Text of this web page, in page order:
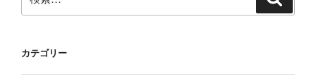
索:
カテゴリー